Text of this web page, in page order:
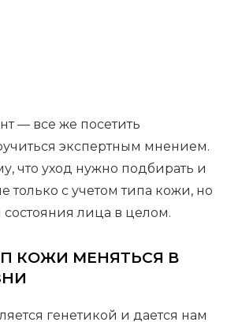
— все же посетить
экспертным мнением.
что уход нужно подбирать и
только с учетом типа кожи, но
лица в целом.
КОЖИ МЕНЯТЬСЯ В
генетикой и дается нам